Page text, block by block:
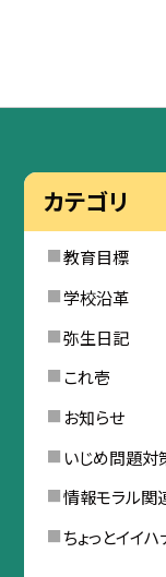
カテゴリ
教育目標
学校沿革
弥生日記
これ壱
お知らせ
いじめ問題
情報モラル関
ちょっとイイ